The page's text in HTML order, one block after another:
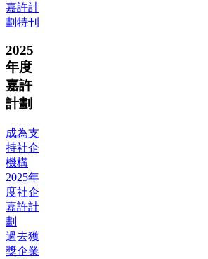
嘉許計
劃特刊
2025
年度
嘉許
計劃
成為支
持社企
機構
2025年
度社企
嘉許計
劃
過去獲
獎企業